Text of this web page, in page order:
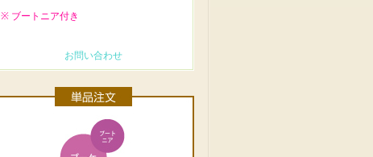
※ ブートニア付き
お問い合わせ